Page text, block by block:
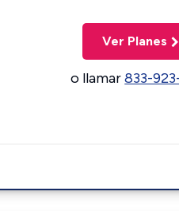
Ver Planes
o llamar833-